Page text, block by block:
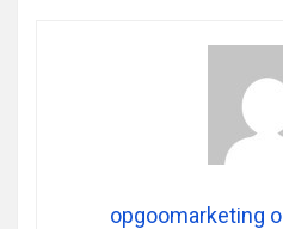
opgoomarketing